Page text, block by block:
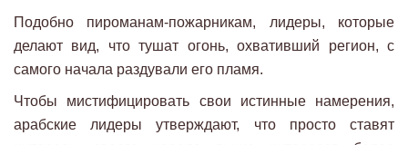
Подобно пироманам-пожарникам, лидеры, которые
делают вид, что тушат огонь, охвативший регион, с
самого начала раздували его пламя.
Чтобы мистифицировать свои истинные намерения,
арабские лидеры утверждают, что просто ставят